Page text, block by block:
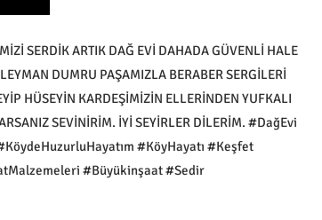
SERDİK ARTIK DAĞ EVİ DAHADA GÜVENLİ HALE
DUMRU PAŞAMIZLA BERABER SERGİLERİ
HÜSEYİN KARDEŞİMİZİN ELLERİNDEN YUFKALI
SEVİNİRİM. İYİ SEYİRLER DİLERİM. #DağEvi
#KöyHayatı #Keşfet
#Büyükinşaat #Sedir